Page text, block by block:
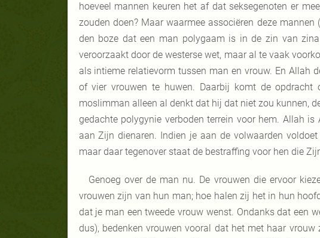
hoeveel mannen keuren het af dat seksegenoten er
zouden doen? Maar waarmee associëren deze
den boze dat een man polygaam is in de zin van
veroorzaakt door de westerse wet, maar al te vaak
als intieme relatievorm tussen man en vrouw. En Allah
of vier vrouwen te huwen. Daarbij komt de
moslimman alleen al denkt dat hij dat niet zou kunnen,
gedachte polygynie verboden terrein voor hem. Allah
aan Zijn dienaren. Indien je aan de volwaarden
maar daar tegenover staat de bestraffing voor hen die
Genoeg over de man nu. De vrouwen die ervoor
vrouwen zijn van hun man; hoe halen zij het in hun
dat je man een tweede vrouw wenst. Ondanks dat een
dus), bedenken vrouwen vooral dat het met haar